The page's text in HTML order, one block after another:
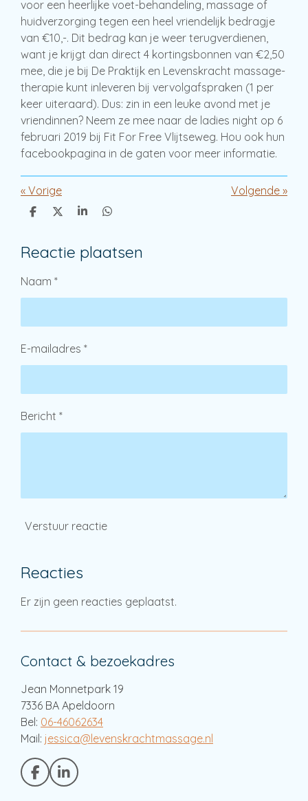
voor een heerlijke voet-behandeling, massage of
huidverzorging tegen een heel vriendelijk bedragje
van €10,-. Dit bedrag kan je weer terugverdienen,
want je krijgt dan direct 4 kortingsbonnen van €2,50
mee, die je bij De Praktijk en Levenskracht massage-
therapie kunt inleveren bij vervolgafspraken (1 per
keer uiteraard). Dus: zin in een leuke avond met je
vriendinnen? Neem ze mee naar de ladies night op 6
februari 2019 bij Fit For Free Vlijtseweg. Hou ook hun
facebookpagina in de gaten voor meer informatie.
« Vorige Volgende »
D
e
n
D
l
S
r
e
D
e
n
Reactie plaatsen
Naam *
E-mailadres *
Bericht *
Verstuur reactie
Reacties
Er zijn geen reacties geplaatst.
Contact & bezoekadres
Jean Monnetpark 19
7336 BA Apeldoorn
Bel: 06-46062634
Mail: jessica@levenskrachtmassage.nl
F
a
L
i